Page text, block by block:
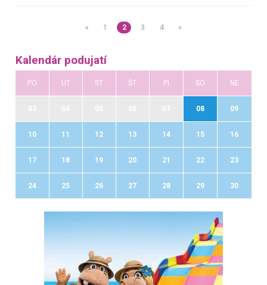
« 1 2 3 4 »
Kalendár podujatí
PO UT ST ŠT PI SO NE
08 09
10 11 12 13 14 15 16
17 18 19 20 21 22 23
24 25 26 27 28 29 30